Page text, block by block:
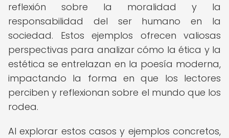
reflexión sobre la moralidad y la
responsabilidad del ser humano en la
sociedad. Estos ejemplos ofrecen valiosas
perspectivas para analizar cómo la ética y la
estética se entrelazan en la poesía moderna,
impactando la forma en que los lectores
perciben y reflexionan sobre el mundo que los
rodea.
Al explorar estos casos y ejemplos concretos,